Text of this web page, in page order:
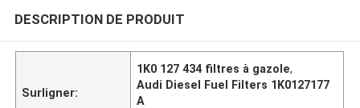
DESCRIPTION DE PRODUIT
Surligner:
1K0 127 434 filtres à gazole,
Audi Diesel Fuel Filters 1K0127177
A